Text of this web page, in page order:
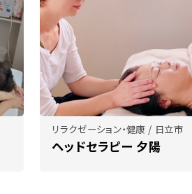
リラクゼーション・健康 / 日立市
ヘッドセラピー 夕陽